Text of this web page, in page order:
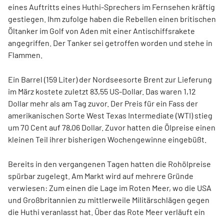
eines Auftritts eines Huthi-Sprechers im Fernsehen kräftig
gestiegen. Ihm zufolge haben die Rebellen einen britischen
Öltanker im Golf von Aden mit einer Antischiffsrakete
angegriffen. Der Tanker sei getroffen worden und stehe in
Flammen.
Ein Barrel (159 Liter) der Nordseesorte Brent zur Lieferung
im März kostete zuletzt 83,55 US-Dollar. Das waren 1,12
Dollar mehr als am Tag zuvor. Der Preis für ein Fass der
amerikanischen Sorte West Texas Intermediate (WTI) stieg
um 70 Cent auf 78,06 Dollar. Zuvor hatten die Ölpreise einen
kleinen Teil ihrer bisherigen Wochengewinne eingebüßt.
Bereits in den vergangenen Tagen hatten die Rohölpreise
spürbar zugelegt. Am Markt wird auf mehrere Gründe
verwiesen: Zum einen die Lage im Roten Meer, wo die USA
und Großbritannien zu mittlerweile Militärschlägen gegen
die Huthi veranlasst hat. Über das Rote Meer verläuft ein